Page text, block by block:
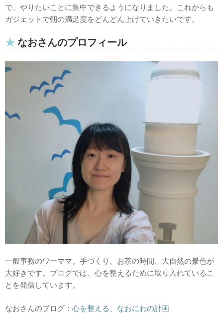
で、やりたいことに集中できるようになりました。これからも
ガジェットで朝の満足度をどんどん上げていきたいです。
なおさんのプロフィール
一般事務のワーママ。手づくり、お茶の時間、大自然の景色が
大好きです。ブログでは、心を整えるために取り入れているこ
とを発信しています。
なおさんのブログ： 心を整える、なおにわの計画